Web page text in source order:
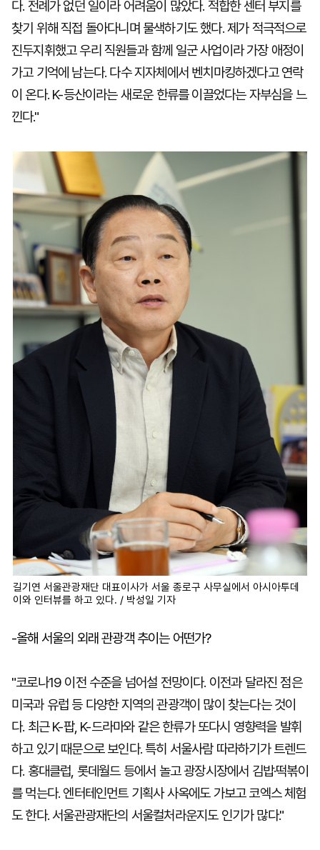
다. 전례가 없던 일이라 어려움이 많았다. 적합한 센터 부지를
찾기 위해 직접 돌아다니며 물색하기도 했다. 제가 적극적으로
진두지휘했고 우리 직원들과 함께 일군 사업이라 가장 애정이
가고 기억에 남는다. 다수 지자체에서 벤치마킹하겠다고 연락
이 온다. K-등산이라는 새로운 한류를 이끌었다는 자부심을 느
낀다."
길기연 서울관광재단 대표이사가 서울 종로구 사무실에서 아시아투데
이와 인터뷰를 하고 있다. / 박성일 기자
-올해 서울의 외래 관광객 추이는 어떤가?
"코로나19 이전 수준을 넘어설 전망이다. 이전과 달라진 점은
미국과 유럽 등 다양한 지역의 관광객이 많이 찾는다는 것이
다. 최근 K-팝, K-드라마와 같은 한류가 또다시 영향력을 발휘
하고 있기 때문으로 보인다. 특히 서울사람 따라하기가 트렌드
다. 홍대클럽, 롯데월드 등에서 놀고 광장시장에서 김밥·떡볶이
를 먹는다. 엔터테인먼트 기획사 사옥에도 가보고 코엑스 체험
도 한다. 서울관광재단의 서울컬처라운지도 인기가 많다."